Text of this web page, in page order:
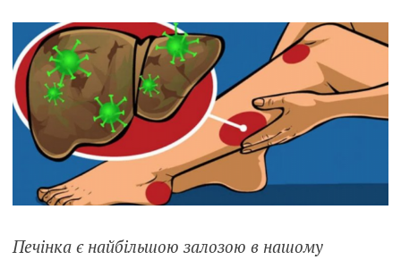
Печінка є найбільшою залозою в нашому